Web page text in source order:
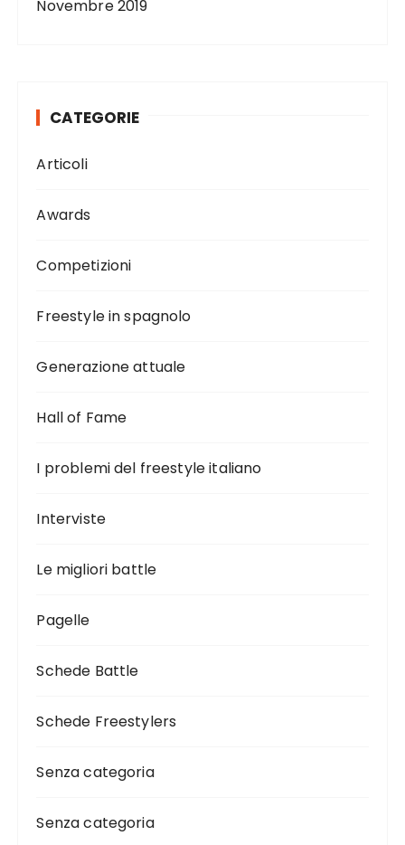
Novembre 2019
CATEGORIE
Articoli
Awards
Competizioni
Freestyle in spagnolo
Generazione attuale
Hall of Fame
I problemi del freestyle italiano
Interviste
Le migliori battle
Pagelle
Schede Battle
Schede Freestylers
Senza categoria
Senza categoria